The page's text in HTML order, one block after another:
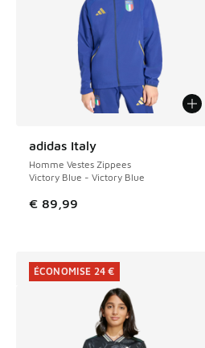
adidas Italy
Homme Vestes Zippees
Victory Blue - Victory Blue
€ 89,99
ÉCONOMISE 24 €